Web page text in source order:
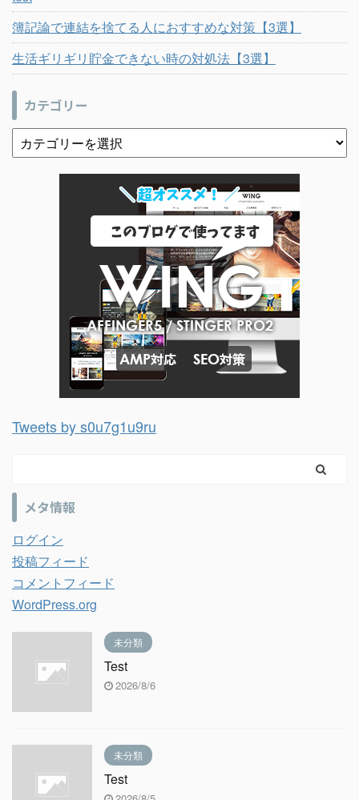
簿記論で連結を捨てる人におすすめな対策【3選】
生活ギリギリ貯金できない時の対処法【3選】
カテゴリー
Tweets by s0u7g1u9ru
メタ情報
ログイン
投稿フィード
コメントフィード
WordPress.org
未分類
Test
2026/8/6
未分類
Test